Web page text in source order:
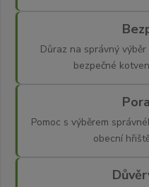
Důraz na správný
bezpečné
Pomoc s výběrem
obecní